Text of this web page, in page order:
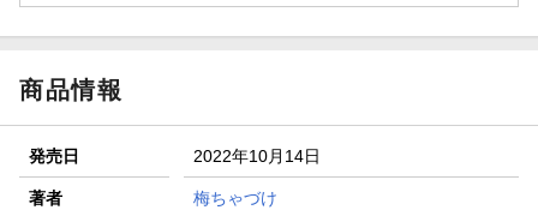
商品情報
発売日 2022年10月14日
著者 梅ちゃづけ